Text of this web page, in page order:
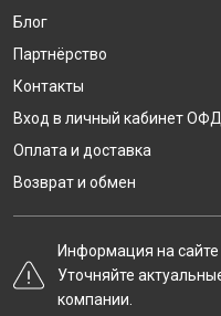
Блог
Партнёрство
Контакты
Вход в личный кабинет
Оплата и доставка
Возврат и обмен
Информация на сайте
Уточняйте
компании.